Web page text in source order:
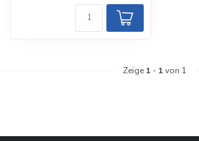
Zeige 1 - 1von 1